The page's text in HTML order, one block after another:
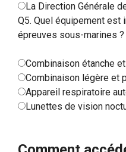
La Direction Générale
Q5. Quel équipement
épreuves sous-marines ?
Combinaison étanche
Combinaison légère et
Appareil respiratoire
Lunettes de vision